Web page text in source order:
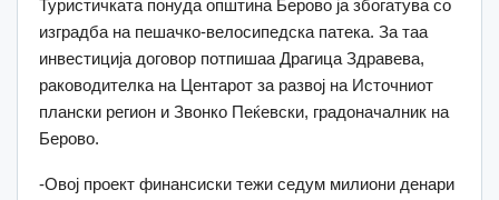
Туристичката понуда општина Берово ја збогатува со
изградба на пешачко-велосипедска патека. За таа
инвестиција договор потпишаа Драгица Здравева,
раководителка на Центарот за развој на Источниот
плански регион и Звонко Пеќевски, градоначалник на
Берово.
-Овој проект финансиски тежи седум милиони денари